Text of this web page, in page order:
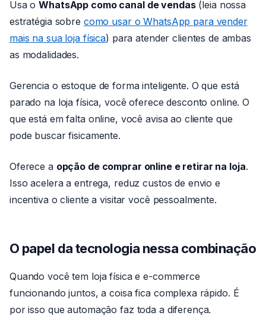
Usa oWhatsApp como canal de vendas(leia nossa
estratégia sobre como usar o WhatsApp para vender
mais na sua loja física) para atender clientes de ambas
as modalidades.
Gerencia o estoque de forma inteligente. O que está
parado na loja física, você oferece desconto online. O
que está em falta online, você avisa ao cliente que
pode buscar fisicamente.
Oferece a opção de comprar online e retirar na loja.
Isso acelera a entrega, reduz custos de envio e
incentiva o cliente a visitar você pessoalmente.
O papel da tecnologia nessa combinação
Quando você tem loja física e e-commerce
funcionando juntos, a coisa fica complexa rápido. É
por isso que automação faz toda a diferença.